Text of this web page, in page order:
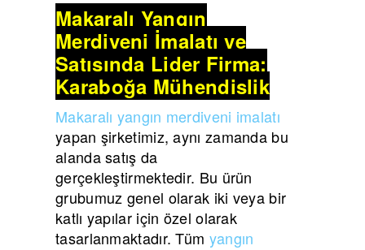
Makaralı Yangın
Merdiveni İmalatı ve
Satışında Lider Firma:
Karaboğa Mühendislik
Makaralı yangın merdiveni imalatı
yapan şirketimiz, aynı zamanda bu
alanda satış da
gerçekleştirmektedir. Bu ürün
grubumuz genel olarak iki veya bir
katlı yapılar için özel olarak
tasarlanmaktadır. Tüm yangın